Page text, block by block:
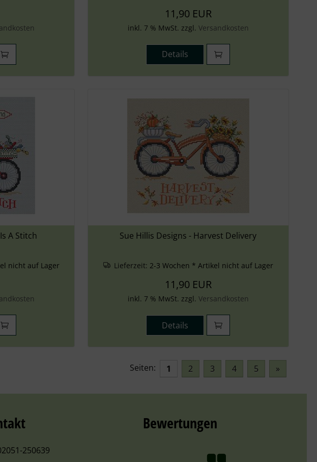
11,90 EUR
inkl. 7 % MwSt. zzgl. Versandkosten
Details
A Stitch
nicht auf Lager
Sue Hillis Designs - Harvest Delivery
Lieferzeit: 2-3 Wochen * Artikel nicht auf Lager
11,90 EUR
inkl. 7 % MwSt. zzgl. Versandkosten
Details
Seiten: 1 2 3 4 5 »
250639
Bewertungen